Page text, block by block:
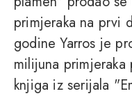
primjeraka na prvi
godine Yarros je
milijuna
knjiga iz serijala